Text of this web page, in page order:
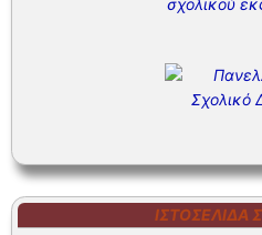
ΙΣΤΟΣΕΛΊΔΑ